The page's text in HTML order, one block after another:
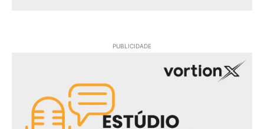
PUBLICIDADE